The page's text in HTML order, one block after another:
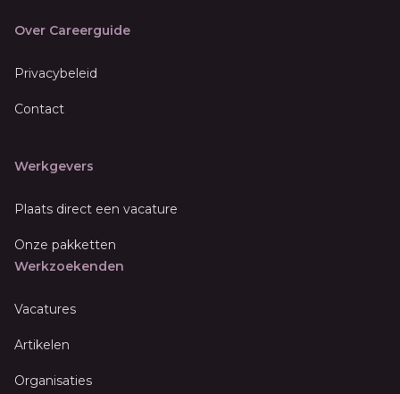
Over Careerguide
Privacybeleid
Contact
Werkgevers
Plaats direct een vacature
Onze pakketten
Werkzoekenden
Vacatures
Artikelen
Organisaties